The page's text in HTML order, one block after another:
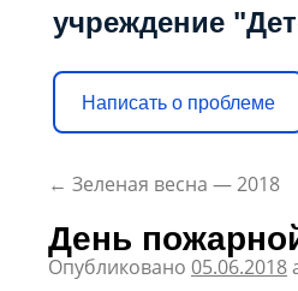
учреждение
Написать о проблеме
← Зеленая весна — 2018
День
Опубликовано 05.06.2018